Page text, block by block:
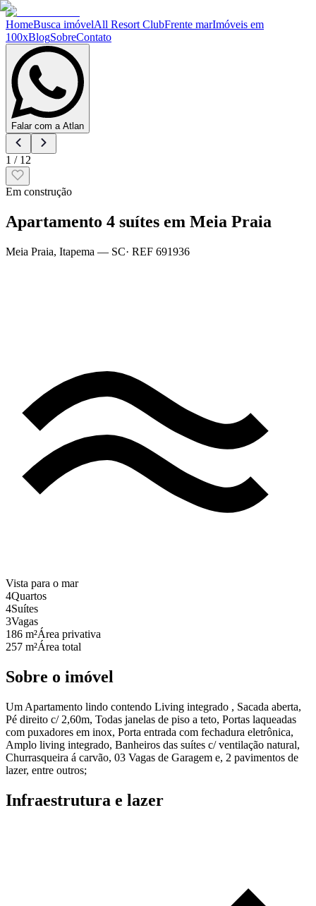
HomeBusca imóvelAll Resort ClubFrente marImóveis em
100xBlogSobreContato
Falar com a Atlan
1 / 12
Em construção
Apartamento 4 suítes em Meia Praia
Meia Praia, Itapema — SC· REF 691936
Vista para o mar
4Quartos
4Suítes
3Vagas
186 m²Área privativa
257 m²Área total
Sobre o imóvel
Um Apartamento lindo contendo Living integrado , Sacada aberta,
Pé direito c/ 2,60m, Todas janelas de piso a teto, Portas laqueadas
com puxadores em inox, Porta entrada com fechadura eletrônica,
Amplo living integrado, Banheiros das suítes c/ ventilação natural,
Churrasqueira á carvão, 03 Vagas de Garagem e, 2 pavimentos de
lazer, entre outros;
Infraestrutura e lazer